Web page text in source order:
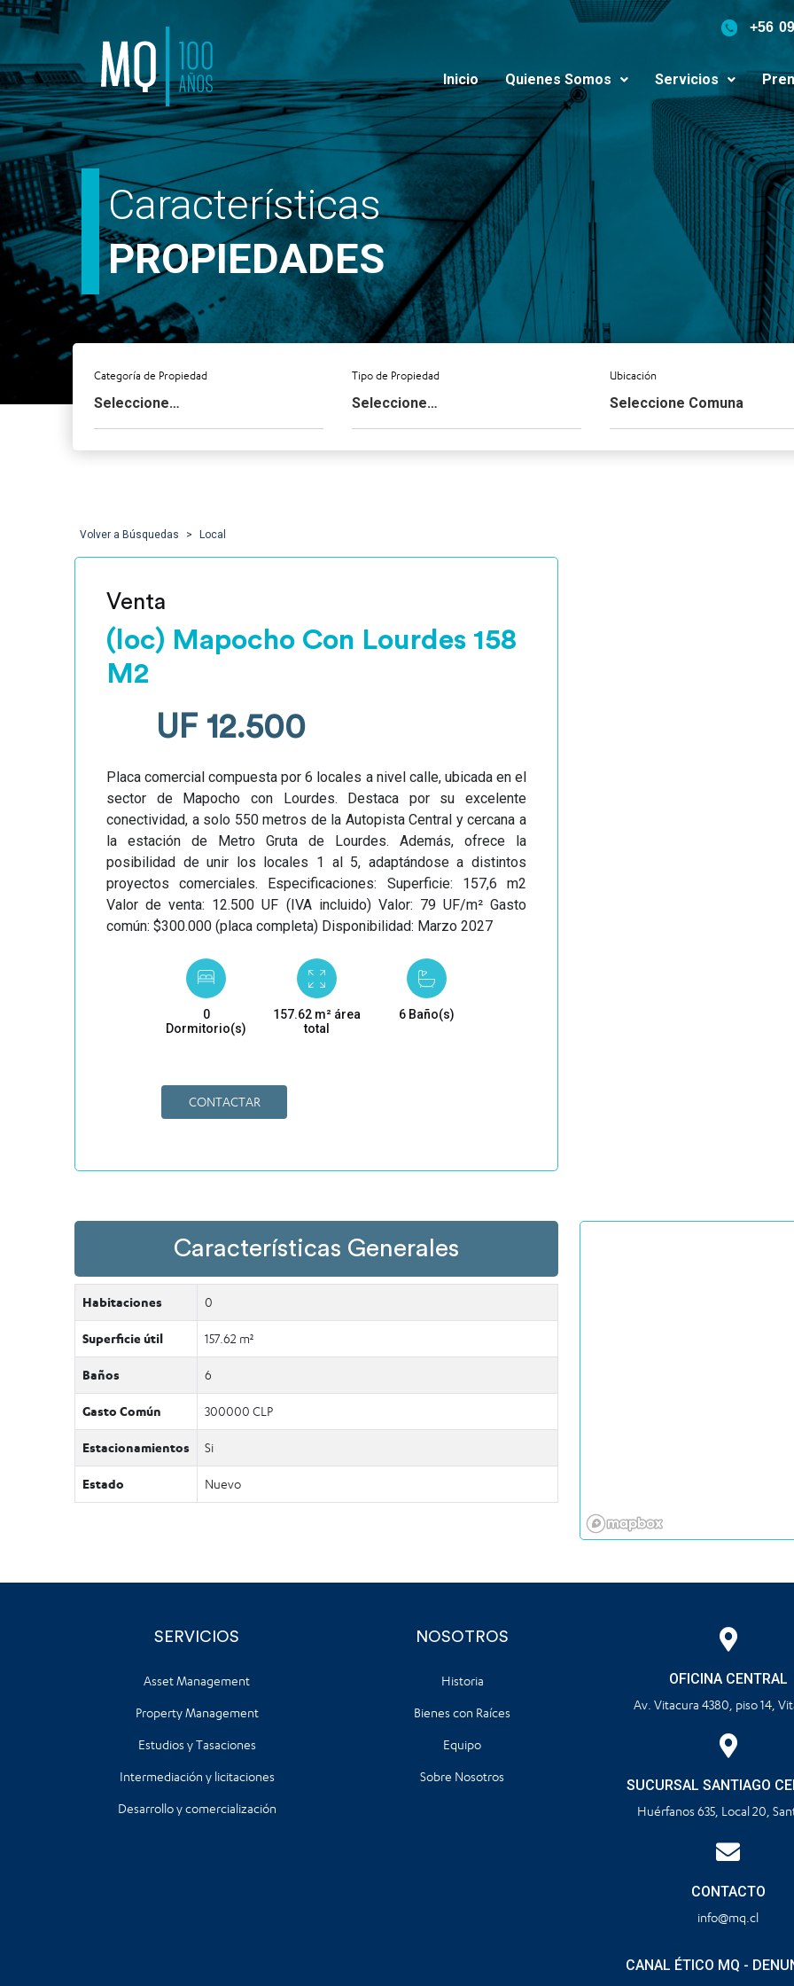
+56
Inicio Quienes Somos Servicios
Características
PROPIEDADES
Categoría de Propiedad Tipo de Propiedad Ubicación
Volver a Búsquedas Local
Venta
(loc) Mapocho Con Lourdes 158
M2
UF 12.500
Placa comercial compuesta por 6 locales a nivel calle, ubicada en el
sector de Mapocho con Lourdes. Destaca por su excelente
conectividad, a solo 550 metros de la Autopista Central y cercana a
la estación de Metro Gruta de Lourdes. Además, ofrece la
posibilidad de unir los locales 1 al 5, adaptándose a distintos
proyectos comerciales. Especificaciones: Superficie: 157,6 m2
Valor de venta: 12.500 UF (IVA incluido) Valor: 79 UF/m² Gasto
común: $300.000 (placa completa) Disponibilidad: Marzo 2027
0
Dormitorio(s)
157.62 m² área
total
6 Baño(s)
CONTACTAR
Características Generales
Habitaciones 0
Superficie útil 157.62 m²
Baños 6
Gasto Común 300000 CLP
Estacionamientos Si
Estado Nuevo
SERVICIOS
Asset Management
Property Management
Estudios y Tasaciones
Intermediación y licitaciones
Desarrollo y comercialización
NOSOTROS
Historia
Bienes con Raíces
Equipo
Sobre Nosotros
OFICINA CENTRAL
Av. Vitacura 4380, piso 14,
SUCURSAL SANTIAGO
Huérfanos 635, Local 20,
CONTACTO
info@mq.cl
CANAL ÉTICO MQ -